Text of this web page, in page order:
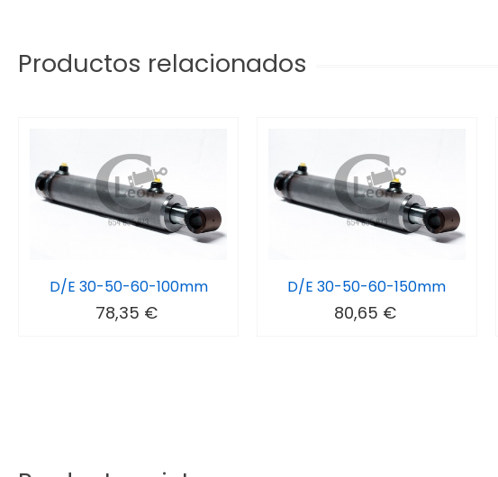
Productos relacionados
D/E 30-50-60-100mm
78,35 €
D/E 30-50-60-150mm
80,65 €